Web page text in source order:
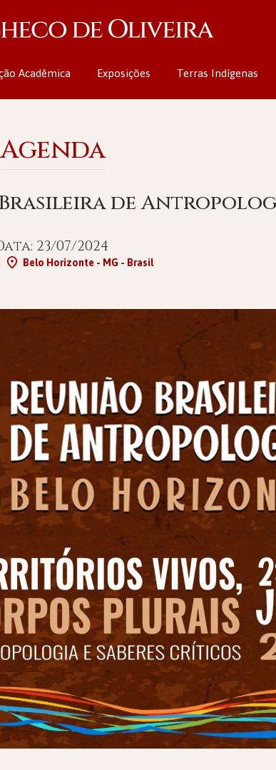
Acadêmica Exposições Terras Indígenas
Agenda
Brasileira de
23/07/2024
Belo Horizonte - MG - Brasil